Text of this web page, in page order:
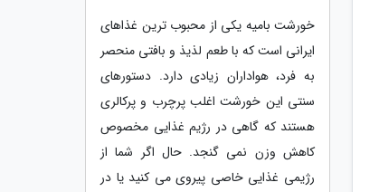
خورشت بامیه یکی از محبوب ترین غذاهای
ایرانی است که با طعم لذیذ و بافتی منحصر
به فرد، هواداران زیادی دارد. دستورهای
سنتی این خورشت اغلب پرچرب و پرکالری
هستند که گاهی در رژیم غذایی مخصوص
کاهش وزن نمی گنجد. حال اگر شما از
رژیمی غذایی خاصی پیروی می کنید یا در